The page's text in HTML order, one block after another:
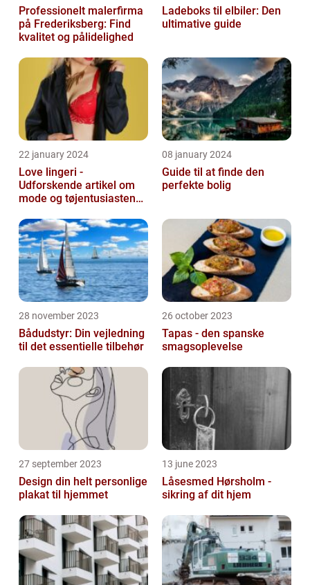
Professionelt malerfirma
på Frederiksberg: Find
kvalitet og pålidelighed
Ladeboks til elbiler: Den
ultimative guide
22 january 2024
Love lingeri -
Udforskende artikel om
mode og tøjentusiastens
08 january 2024
Guide til at finde den
perfekte bolig
28 november 2023
Bådudstyr: Din vejledning
til det essentielle tilbehør
26 october 2023
Tapas - den spanske
smagsoplevelse
27 september 2023
Design din helt personlige
plakat til hjemmet
13 june 2023
Låsesmed Hørsholm -
sikring af dit hjem